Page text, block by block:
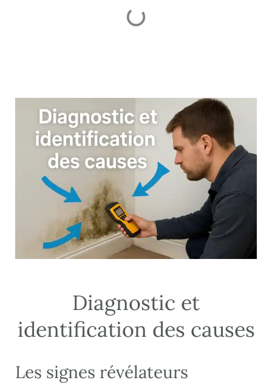
Diagnostic et
identification des causes
Les signes révélateurs